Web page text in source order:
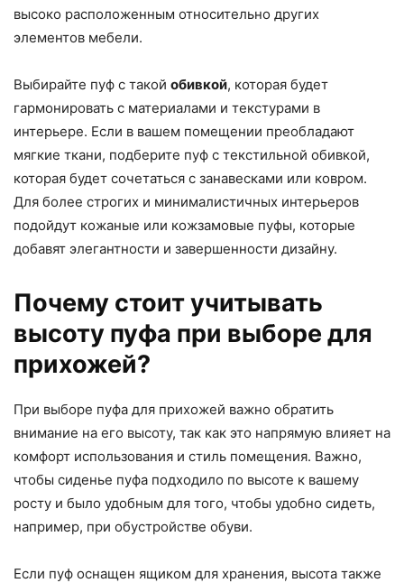
высоко расположенным относительно других
элементов мебели.
Выбирайте пуф с такой обивкой, которая будет
гармонировать с материалами и текстурами в
интерьере. Если в вашем помещении преобладают
мягкие ткани, подберите пуф с текстильной обивкой,
которая будет сочетаться с занавесками или ковром.
Для более строгих и минималистичных интерьеров
подойдут кожаные или кожзамовые пуфы, которые
добавят элегантности и завершенности дизайну.
Почему стоит учитывать
высоту пуфа при выборе для
прихожей?
При выборе пуфа для прихожей важно обратить
внимание на его высоту, так как это напрямую влияет на
комфорт использования и стиль помещения. Важно,
чтобы сиденье пуфа подходило по высоте к вашему
росту и было удобным для того, чтобы удобно сидеть,
например, при обустройстве обуви.
Если пуф оснащен ящиком для хранения, высота также